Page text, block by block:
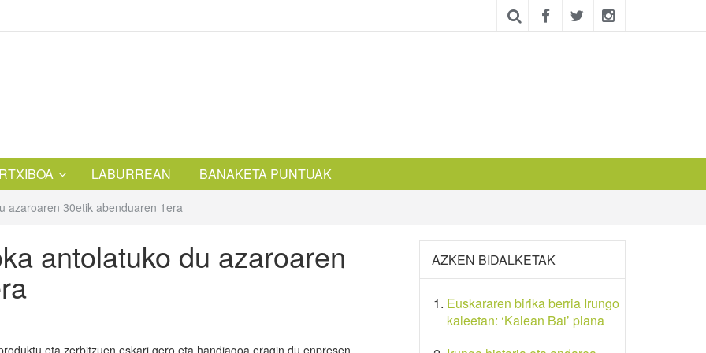
LABURREAN BANAKETA PUNTUAK
azaroaren 30etik abenduaren 1era
antolatuko du azaroaren
eta zerbitzuen eskari gero eta handiagoa eragin du enpresen,
AZKEN BIDALKETAK
Euskararen birika berria Irungo
kaleetan: ‘Kalean Bai’ plana